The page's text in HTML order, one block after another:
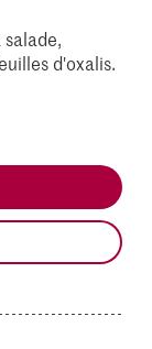
d'oxalis.